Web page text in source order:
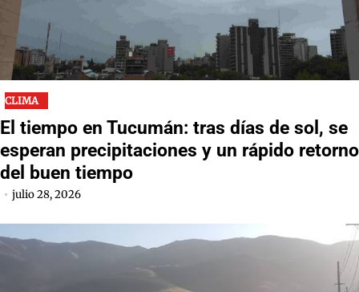
CLIMA
El tiempo en Tucumán: tras días de sol, se
esperan precipitaciones y un rápido retorno
del buen tiempo
julio 28, 2026